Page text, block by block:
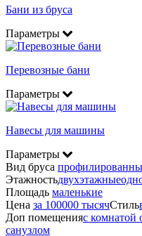
Бани из бруса
Параметры
Перевозные бани
Параметры
Навесы для машины
Параметры
Вид бруса
Этажностьдвухэтажные
Площадь маленькие
Цена за 100000 тысячСтиль
Доп помещенияс комнатой
санузлом